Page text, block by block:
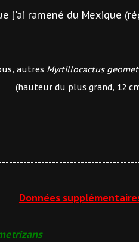
j'ai ramené du Mexique
autres Myrtillocactus
(hauteur du plus grand, 12
Données